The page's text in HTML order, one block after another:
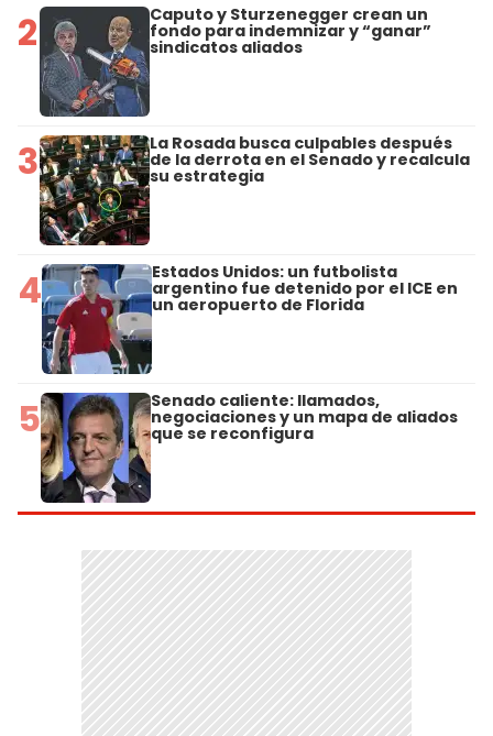
2 Caputo y Sturzenegger crean un
fondo para indemnizar y “ganar”
sindicatos aliados
3 La Rosada busca culpables después
de la derrota en el Senado y recalcula
su estrategia
4 Estados Unidos: un futbolista
argentino fue detenido por el ICE en
un aeropuerto de Florida
5 Senado caliente: llamados,
negociaciones y un mapa de aliados
que se reconfigura